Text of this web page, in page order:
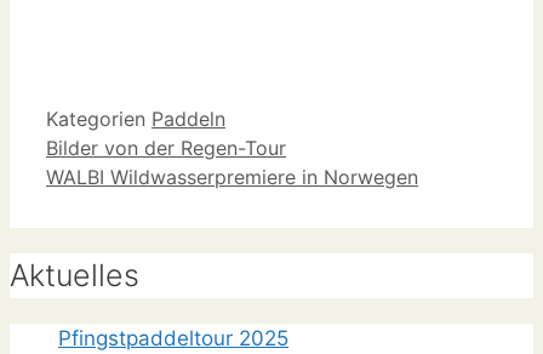
Kategorien Paddeln
Bilder von der Regen-Tour
WALBI Wildwasserpremiere in Norwegen
Aktuelles
Pfingstpaddeltour 2025